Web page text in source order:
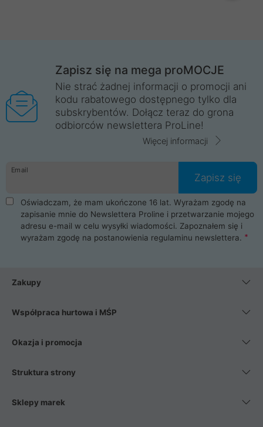
Zapisz się na mega proMOCJE
Nie strać żadnej informacji o promocji ani
kodu rabatowego dostępnego tylko dla
subskrybentów. Dołącz teraz do grona
odbiorców newslettera ProLine!
Więcej informacji
Email
Zapisz się
Oświadczam, że mam ukończone 16 lat. Wyrażam zgodę na
zapisanie mnie do Newslettera Proline i przetwarzanie mojego
adresu e-mail w celu wysyłki wiadomości. Zapoznałem się i
wyrażam zgodę na postanowienia regulaminu newslettera.
Zakupy
Współpraca hurtowa i MŚP
Okazja i promocja
Struktura strony
Sklepy marek